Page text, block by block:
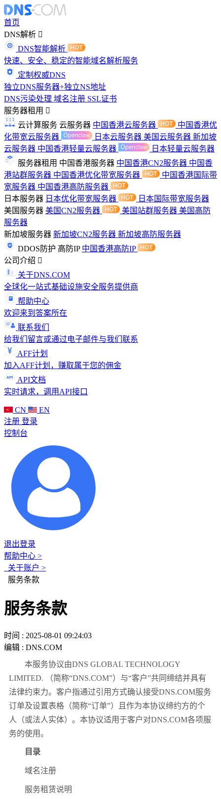
首页
DNS解析
DNS智能解析
快速、安全、稳定的智能域名解析服务
定制权威DNS
独立DNS服务器+独立NS地址
DNS污染处理 域名注册 SSL证书
服务器租用
云计算服务 云服务器 中国香港云服务器
中国香港优
化带宽云服务器
日本云服务器 美国云服务器 新加坡
云服务器 中国香港轻量云服务器
日本轻量云服务器
服务器租用 中国香港服务器 中国香港CN2服务器 中国香
港站群服务器 中国香港优化带宽服务器
中国香港国际带
宽服务器 中国香港高防服务器
日本服务器 日本优化带宽服务器
日本国际带宽服务器
美国服务器 美国CN2服务器 美国站群服务器 美国高防
服务器
新加坡服务器 新加坡CN2服务器 新加坡高防服务器
DDOS防护 高防IP 中国香港高防IP
公司介绍
关于DNS.COM
全球化一站式基础设施安全服务提供商
帮助中心
欢迎来到答案所在
联系我们
给我们留言或通过电子邮件与我们联系
AFF计划
加入AFF计划，赚取属于您的佣金
API文档
实时请求，调用API接口
CN
EN
注册 登录
控制台
退出登录
帮助中心 >
关于账户 >
服务条款
服务条款
时间 : 2025-08-01 09:24:03
编辑 : DNS.COM
本服务协议由DNS GLOBAL TECHNOLOGY
LIMITED. （简称“DNS.COM”）与“客户”共同缔结并具有
法律约束力。客户指通过引用方式确认接受DNS.COM服务
订单及设置表格（简称“订单”）且作为本协议缔约方的个
人（或法人实体）。本协议适用于客户对DNS.COM各项服
务的使用。
目录
域名注册
服务租赁说明